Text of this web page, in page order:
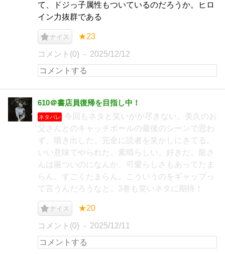
て、ドジっ子属性もついているのだろうか。ヒロ
イン力抜群である
ナイス ★23
コメント(0) 2025/12/12
610＠書店員復帰を目指し中！
ネタバレ
今回もネタと笑いがが尽きない。美久のお
父さんとのキャッチボールの最後のシーンで思わ
ず、噴き出した。完全に読者を笑かしにきてる。
いい意味でやられた。素晴らしい。好きだ。龍さ
んは厳ついのになんか、可愛らしさもあってたま
らん。すごくたまらん。こういうのをギャップっ
て言うんだろうなと。3巻も笑いネタに期待！
ナイス ★20
コメント(0) 2025/12/11